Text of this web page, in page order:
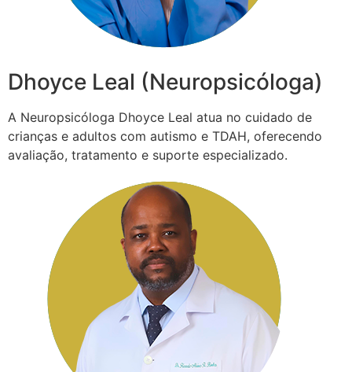
Dhoyce Leal (Neuropsicóloga)
A Neuropsicóloga Dhoyce Leal atua no cuidado de
crianças e adultos com autismo e TDAH, oferecendo
avaliação, tratamento e suporte especializado.